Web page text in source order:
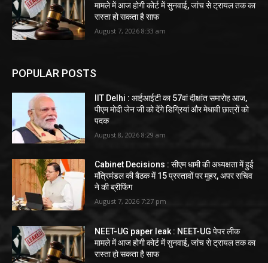
मामले में आज होगी कोर्ट में सुनवाई, जांच से ट्रायल तक का
रास्ता हो सकता है साफ
August 7, 2026 8:33 am
POPULAR POSTS
IIT Delhi : आईआईटी का 57वां दीक्षांत समारोह आज,
पीएम मोदी जेन जी को देंगे डिग्रियां और मेधावी छात्रों को
पदक
August 8, 2026 8:29 am
Cabinet Decisions : सीएम धामी की अध्यक्षता में हुई
मंत्रिमंडल की बैठक में 15 प्रस्तावों पर मुहर, अपर सचिव
ने की ब्रीफिंग
August 7, 2026 7:27 pm
NEET-UG paper leak : NEET-UG पेपर लीक
मामले में आज होगी कोर्ट में सुनवाई, जांच से ट्रायल तक का
रास्ता हो सकता है साफ